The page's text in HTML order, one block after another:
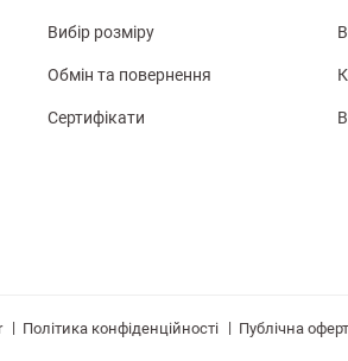
Вибір розміру
Обмін та повернення
Сертифікати
| Політика конфіденційності | Публічна